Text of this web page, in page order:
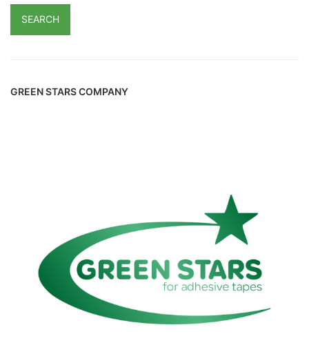
SEARCH
GREEN STARS COMPANY